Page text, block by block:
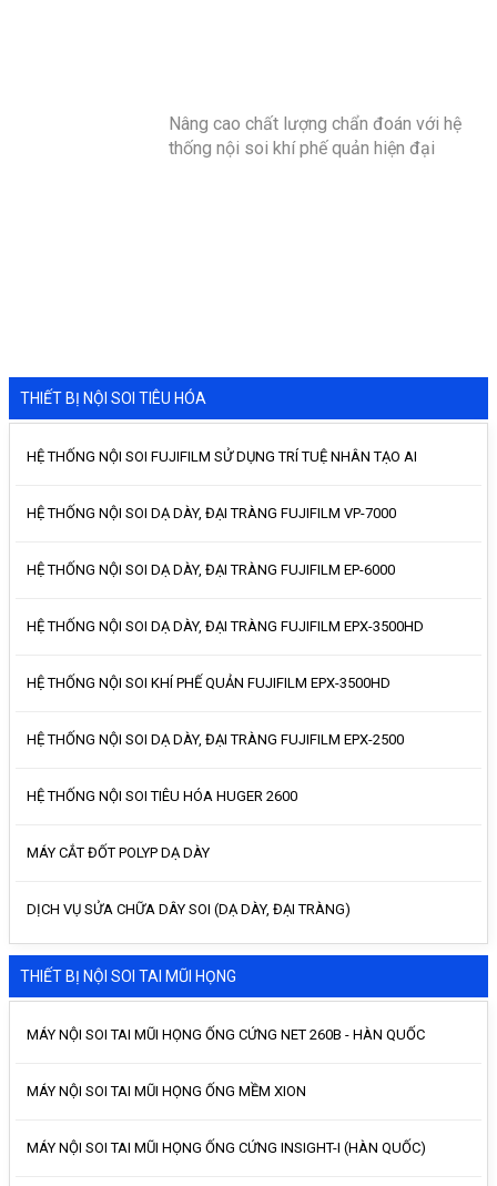
Nâng cao chất lượng chẩn đoán với hệ
thống nội soi khí phế quản hiện đại
THIẾT BỊ NỘI SOI TIÊU HÓA
HỆ THỐNG NỘI SOI FUJIFILM SỬ DỤNG TRÍ TUỆ NHÂN TẠO AI
HỆ THỐNG NỘI SOI DẠ DÀY, ĐẠI TRÀNG FUJIFILM VP-7000
HỆ THỐNG NỘI SOI DẠ DÀY, ĐẠI TRÀNG FUJIFILM EP-6000
HỆ THỐNG NỘI SOI DẠ DÀY, ĐẠI TRÀNG FUJIFILM EPX-3500HD
HỆ THỐNG NỘI SOI KHÍ PHẾ QUẢN FUJIFILM EPX-3500HD
HỆ THỐNG NỘI SOI DẠ DÀY, ĐẠI TRÀNG FUJIFILM EPX-2500
HỆ THỐNG NỘI SOI TIÊU HÓA HUGER 2600
MÁY CẮT ĐỐT POLYP DẠ DÀY
DỊCH VỤ SỬA CHỮA DÂY SOI (DẠ DÀY, ĐẠI TRÀNG)
THIẾT BỊ NỘI SOI TAI MŨI HỌNG
MÁY NỘI SOI TAI MŨI HỌNG ỐNG CỨNG NET 260B - HÀN QUỐC
MÁY NỘI SOI TAI MŨI HỌNG ỐNG MỀM XION
MÁY NỘI SOI TAI MŨI HỌNG ỐNG CỨNG INSIGHT-I (HÀN QUỐC)